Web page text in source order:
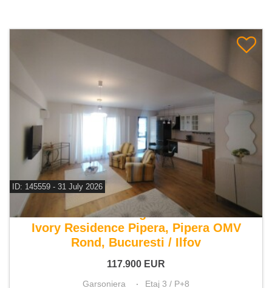
ID: 145559 - 31 July 2026
De vanzare garsoniera
Ivory Residence Pipera, Pipera OMV
Rond, Bucuresti / Ilfov
117.900 EUR
Garsoniera Etaj 3 / P+8